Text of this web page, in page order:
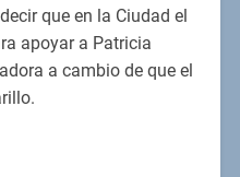
que en la Ciudad el
apoyar a Patricia
a cambio de que el